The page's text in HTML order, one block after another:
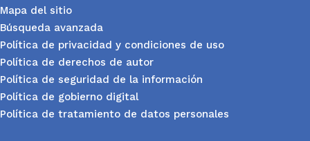
Mapa del sitio
Búsqueda avanzada
Política de privacidad y condiciones de uso
Política de derechos de autor
Política de seguridad de la información
Política de gobierno digital
Política de tratamiento de datos personales